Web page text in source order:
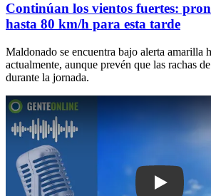
Continúan los vientos fuertes:
hasta 80 km/h para esta tarde
Maldonado se encuentra bajo alerta amarilla
actualmente, aunque prevén que las rachas
durante la jornada.
Play: Llega